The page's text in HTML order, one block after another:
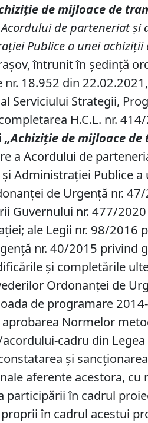
de mijloace de
de parteneriat
Publice a unei achiziţii
întrunit în ședință
18.952 din
Serviciului Strategii,
H.C.L. nr.
„Achiziţie de mijloace
a Acordului de
Administraţiei Publice
de Urgență nr.
Guvernului nr. 477/
ale Legii nr. 98/
nr. 40/2015
și completările
Ordonanţei de
de programare
Normelor
cadru din
şi
aferente acestora,
participării în cadrul
în cadrul acestui